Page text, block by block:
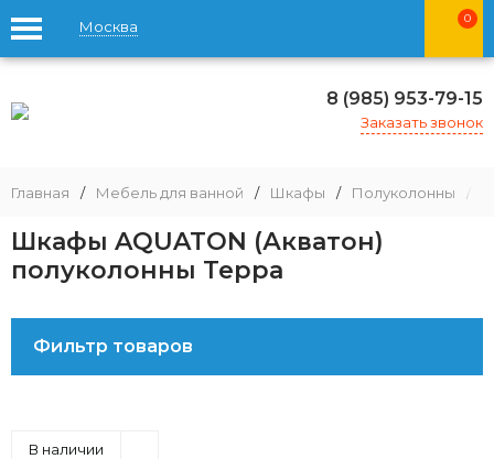
Москва 0
8 (985) 953-79-15
Заказать звонок
Главная / Мебель для ванной / Шкафы / Полуколонны /
Шкафы AQUATON (Акватон)
полуколонны Терра
Фильтр товаров
В наличии